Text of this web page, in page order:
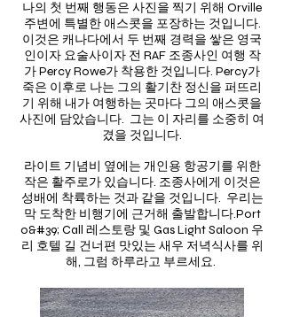
나의 첫 번째 행동은 사진을 찍기 위해 Orville
주변에 특별한 애스콧을 포장하는 것입니다.
이것은 캐나다에서 두 번째 경력을 쌓은 영국
인이자 요술사이자 전 RAF 조종사인 여행 작
가 Percy Rowe가 착용한 것입니다. Percy가
죽은 이후로 나는 그의 활기찬 정신을 퍼뜨리
기 위해 내가 여행하는 곳마다 그의 애스콧을
사진에 담았습니다. 그는 이 자리를 소중히 여
겼을 것입니다.
라이트 기념비 옆에는 개인용 항공기를 위한
작은 활주로가 있습니다. 조종사에게 이것은
성배에 착륙하는 것과 같을 것입니다. 우리는
막 도착한 비행기에 근거해 출발합니다.Port
o&#39; Call 레스토랑 및 Gas Light Saloon 우
리 호텔 길 건너편 맛있는 새우 저녁식사를 위
해, 그럼 하루라고 부르세요.